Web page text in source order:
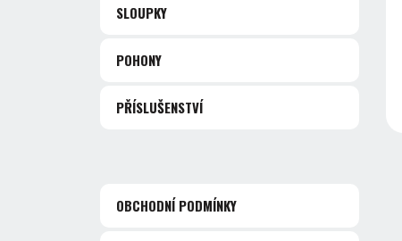
SLOUPKY
POHONY
PŘÍSLUŠENSTVÍ
OBCHODNÍ PODMÍNKY